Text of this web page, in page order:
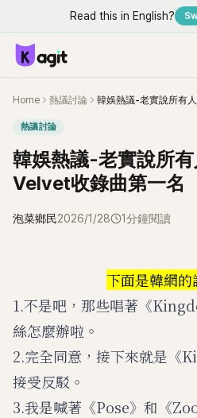
Read this in English?
Home 熱議討論
熱議討論
韓娛熱議-老實說所
Velvet收錄曲第一名
泡菜鄉民2026/1/28 1分鐘閱讀
下面是韓網的
1.不是吧，那些唱著《
絲怎麼辦啦。
2.完全同意，接下來就是《
接受反駁。
3.我是喊著《Pose》和《